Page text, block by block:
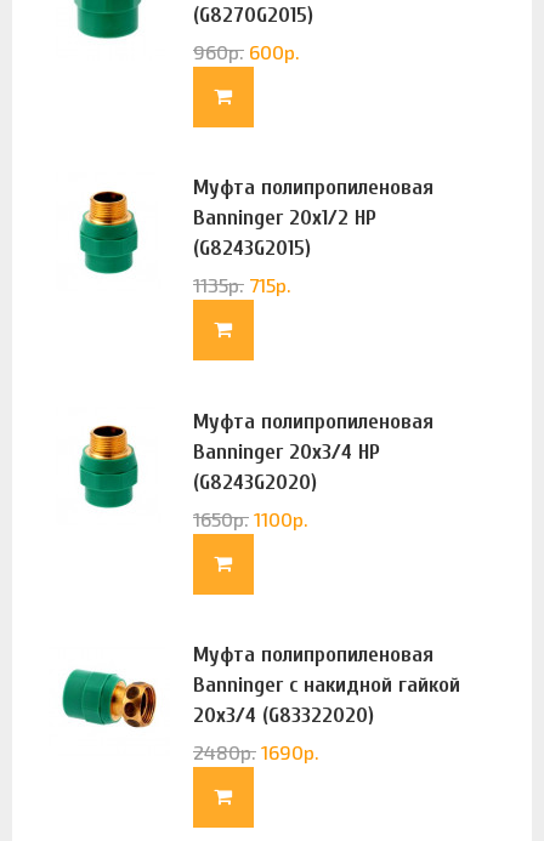
(G8270G2015)
960р. 600р.
Муфта полипропиленовая
Banninger 20х1/2 НР
(G8243G2015)
1135р. 715р.
Муфта полипропиленовая
Banninger 20х3/4 НР
(G8243G2020)
1650р. 1100р.
Муфта полипропиленовая
Banninger с накидной гайкой
20х3/4 (G83322020)
2480р. 1690р.